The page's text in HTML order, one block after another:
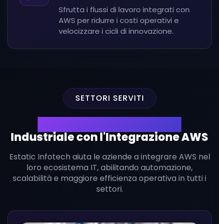
Sfrutta i flussi di lavoro integrati con
AWS per ridurre i costi operativi e
velocizzare i cicli di innovazione.
SETTORI SERVITI
Industriale con l'Integrazione AWS
Estatic Infotech aiuta le aziende a integrare AWS nel
loro ecosistema IT, abilitando automazione,
scalabilità e maggiore efficienza operativa in tutti i
settori.